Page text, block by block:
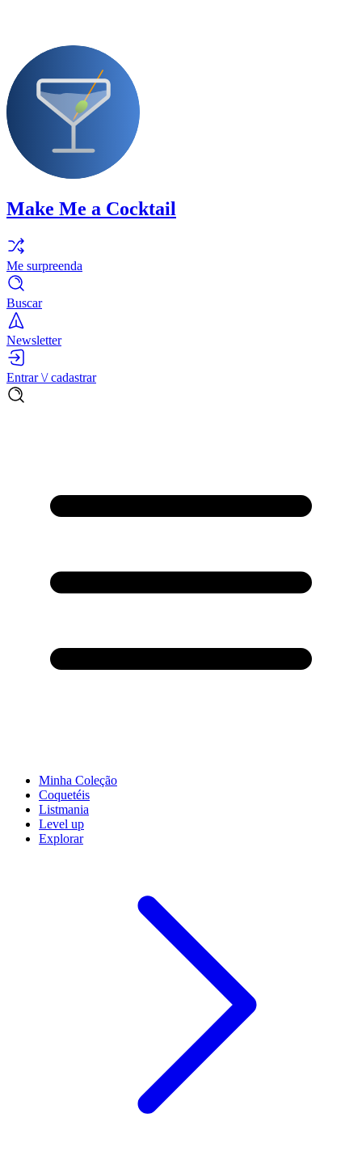
Make Me a Cocktail
Me surpreenda
Buscar
Newsletter
Entrar \/ cadastrar
Minha Coleção
Coquetéis
Listmania
Level up
Explorar